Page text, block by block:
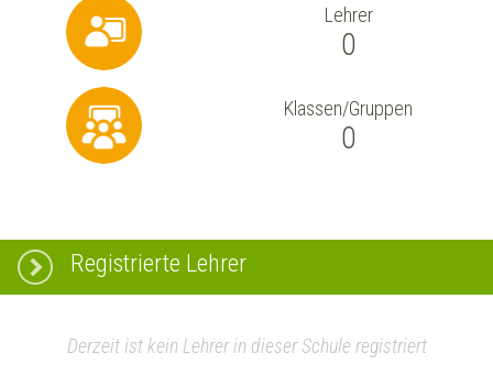
Lehrer
0
Klassen/Gruppen
0
Registrierte Lehrer
Derzeit ist kein Lehrer in dieser Schule registriert